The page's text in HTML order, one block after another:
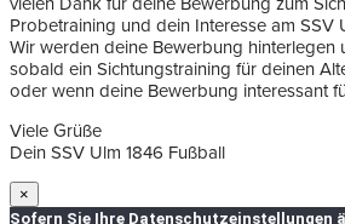
Probetraining und dein Interesse am SSV
Wir werden deine Bewerbung hinterlegen
sobald ein Sichtungstraining für deinen
oder wenn deine Bewerbung interessant
Viele Grüße
Dein SSV Ulm 1846 Fußball
×
Sofern Sie Ihre Datenschutzeinstellungen